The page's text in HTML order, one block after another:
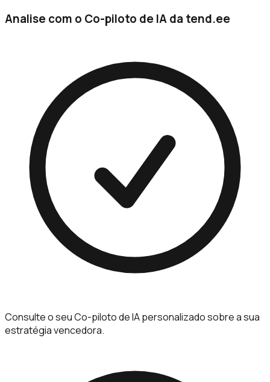
Analise com o Co-piloto de IA da tend.ee
Consulte o seu Co-piloto de IA personalizado sobre a sua
estratégia vencedora.